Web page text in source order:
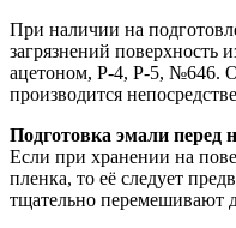
При наличии на
загрязнений поверхность
ацетоном, Р-4, Р-5, №646.
производится
Подготовка эмали перед
Если при хранении на
пленка, то её следует
тщательно перемешивают